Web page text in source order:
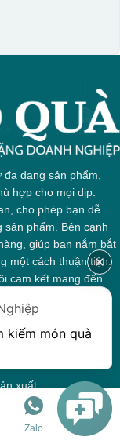
dạng sản phẩm,
hợp cho mọi dịp.
cho phép bạn dễ
sản phẩm. Bên cạnh
giúp bạn nắm bắt
một cách thuận tiện.
cam kết mang đến
món quà ý nghĩa
xuất
theo mùa
Zalo
kiếm món quà